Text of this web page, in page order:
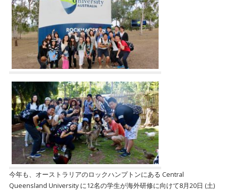
今年も、オーストラリアのロックハンプトンにある Central
Queensland University に12名の学生が海外研修に向けて8月20日 (土)